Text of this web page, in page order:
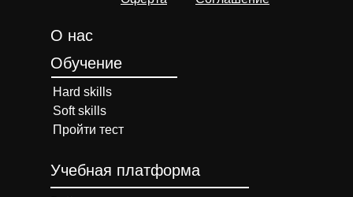
О нас
Обучение
Hard skills
Soft skills
Пройти тест
Учебная платформа